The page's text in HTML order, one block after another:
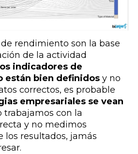
rendimiento son la base
de la actividad
los indicadores de
están bien definidos y no
correctos, es probable
empresariales se vean
trabajamos con la
y no medimos
los resultados, jamás